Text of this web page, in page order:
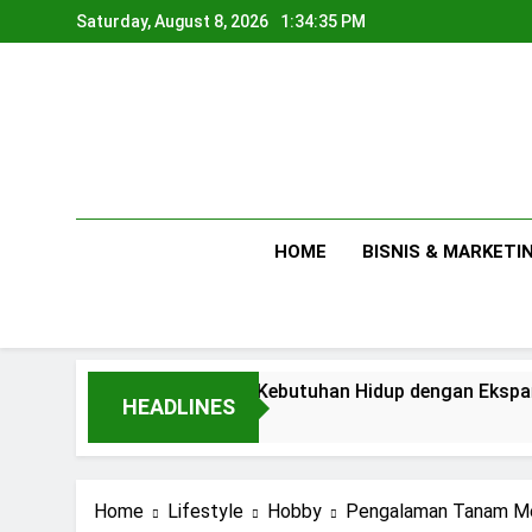
to
Saturday, August 8, 2026 1:34:37 PM
HOME BISNIS &
HEADLINES
Antara Kebutuhan Hidup dengan Ekspansi Usaha
Home Lifestyle Hobby Pengalaman Tanam